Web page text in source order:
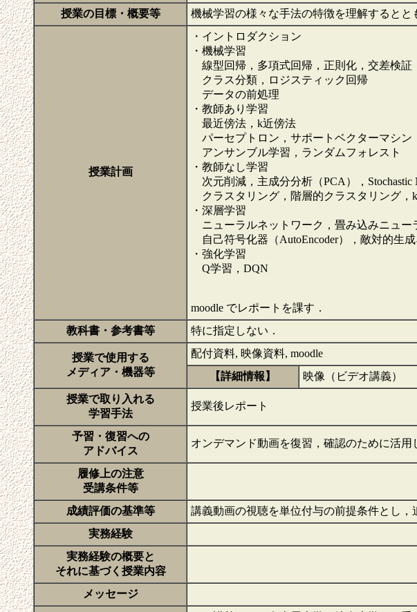
授業の目標・概要等
機械学習の様々な手法の特徴を理解するとと
授業計画
・イントロダクション
・機械学習
線型回帰，多項式回帰，正則化，交差検証
クラス分類，ロジスティック回帰
データの前処理
・教師あり学習
最近傍法，k近傍法
パーセプトロン，サポートベクターマシン
アンサンブル学習，ランダムフォレスト
・教師なし学習
次元削減，主成分分析（PCA），Stochastic
クラスタリング，階層的クラスタリング，
・深層学習
ニューラルネットワーク，畳み込みニュー
自己符号化器（AutoEncoder），敵対的生成
・強化学習
Q学習，DQN
moodle でレポートを課す．
教科書・参考書等
特に指定しない．
授業で使用する
メディア・機器等
配付資料, 映像資料, moodle
【詳細情報】
映像（ビデオ講義）
授業で取り入れる
学習手法
授業後レポート
予習・復習への
アドバイス
オンデマンド動画を復習，確認のために活用
履修上の注意
受講条件等
成績評価の基準等
講義動画の視聴を単位付与の前提条件とし
実務経験
実務経験の概要と
それに基づく授業内容
メッセージ